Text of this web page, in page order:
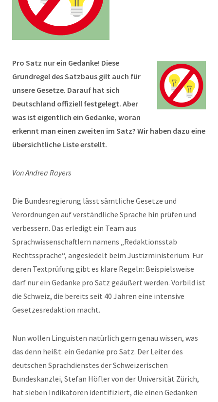
Pro Satz nur ein Gedanke! Diese
Grundregel des Satzbaus gilt auch für
unsere Gesetze. Darauf hat sich
Deutschland offiziell festgelegt. Aber
was ist eigentlich ein Gedanke, woran
erkennt man einen zweiten im Satz? Wir haben dazu eine
übersichtliche Liste erstellt.
Von Andrea Rayers
Die Bundesregierung lässt sämtliche Gesetze und
Verordnungen auf verständliche Sprache hin prüfen und
verbessern. Das erledigt ein Team aus
Sprachwissenschaftlern namens „Redaktionsstab
Rechtssprache“, angesiedelt beim Justizministerium. Für
deren Textprüfung gibt es klare Regeln: Beispielsweise
darf nur ein Gedanke pro Satz geäußert werden. Vorbild ist
die Schweiz, die bereits seit 40 Jahren eine intensive
Gesetzesredaktion macht.
Nun wollen Linguisten natürlich gern genau wissen, was
das denn heißt: ein Gedanke pro Satz. Der Leiter des
deutschen Sprachdienstes der Schweizerischen
Bundeskanzlei, Stefan Höfler von der Universität Zürich,
hat sieben Indikatoren identifiziert, die einen Gedanken